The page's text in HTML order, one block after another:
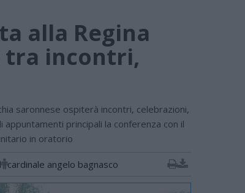
alla Regina
tra incontri,
saronnese ospiterà incontri, celebrazioni,
principali la conferenza con il
in oratorio
cardinale angelo bagnasco